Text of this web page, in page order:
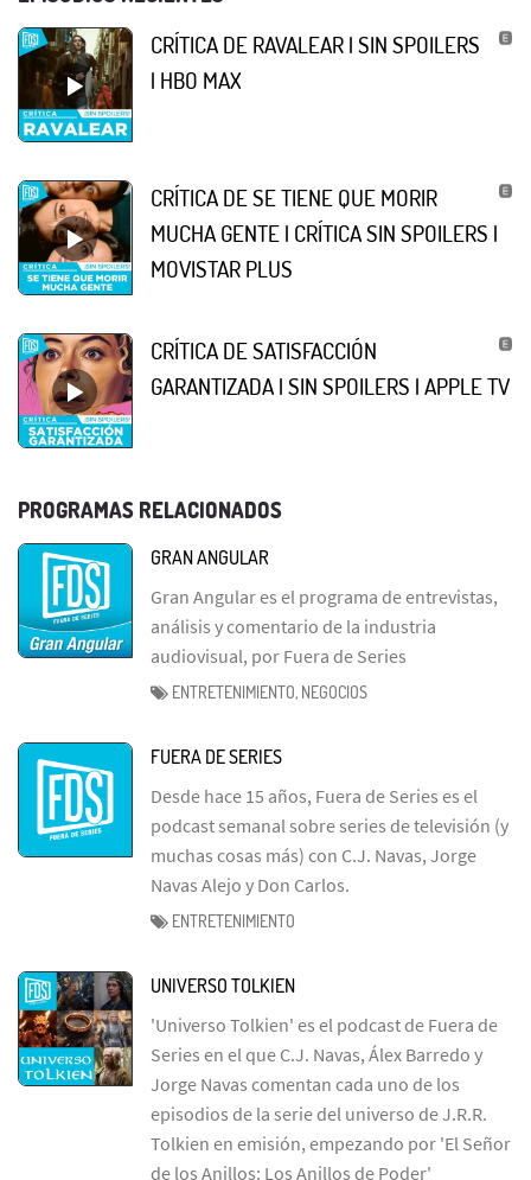
CRÍTICA DE RAVALEAR | SIN SPOILERS
| HBO MAX
CRÍTICA DE SE TIENE QUE MORIR
MUCHA GENTE | CRÍTICA SIN SPOILERS |
MOVISTAR PLUS
CRÍTICA DE SATISFACCIÓN
GARANTIZADA | SIN SPOILERS | APPLE TV
PROGRAMAS RELACIONADOS
GRAN ANGULAR
Gran Angular es el programa de entrevistas,
análisis y comentario de la industria
audiovisual, por Fuera de Series
ENTRETENIMIENTO, NEGOCIOS
FUERA DE SERIES
Desde hace 15 años, Fuera de Series es el
podcast semanal sobre series de televisión (y
muchas cosas más) con C.J. Navas, Jorge
Navas Alejo y Don Carlos.
ENTRETENIMIENTO
UNIVERSO TOLKIEN
'Universo Tolkien' es el podcast de Fuera de
Series en el que C.J. Navas, Álex Barredo y
Jorge Navas comentan cada uno de los
episodios de la serie del universo de J.R.R.
Tolkien en emisión, empezando por 'El Señor
de los Anillos: Los Anillos de Poder'